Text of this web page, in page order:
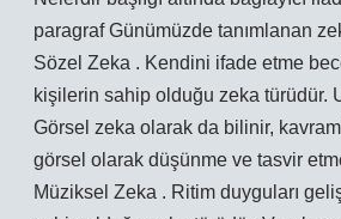
paragraf Günümüzde tanımlanan
Sözel Zeka . Kendini ifade etme
kişilerin sahip olduğu zeka türüdür.
Görsel zeka olarak da bilinir,
görsel olarak düşünme ve tasvir
Müziksel Zeka . Ritim duyguları